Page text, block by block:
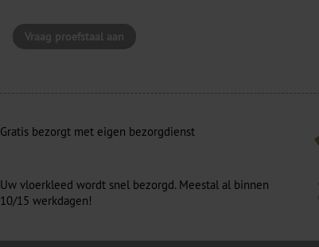
Vraag proefstaal aan
Gratis bezorgt met eigen bezorgdienst
Uw vloerkleed wordt snel bezorgd. Meestal al binnen
10/15 werkdagen!